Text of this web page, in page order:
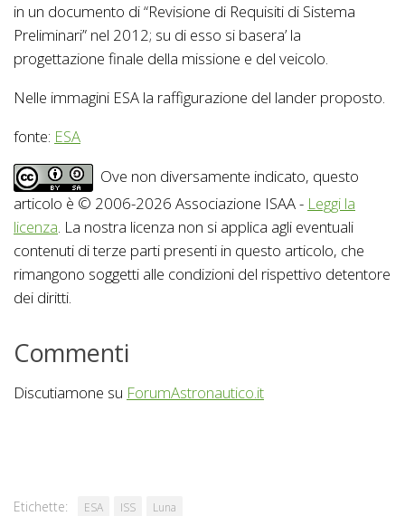
in un documento di “Revisione di Requisiti di Sistema
Preliminari” nel 2012; su di esso si basera’ la
progettazione finale della missione e del veicolo.
Nelle immagini ESA la raffigurazione del lander proposto.
fonte: ESA
Ove non diversamente indicato, questo
articolo è © 2006-2026 Associazione ISAA - Leggi la
licenza . La nostra licenza non si applica agli eventuali
contenuti di terze parti presenti in questo articolo, che
rimangono soggetti alle condizioni del rispettivo detentore
dei diritti.
Commenti
Discutiamone su ForumAstronautico.it
Etichette: ESA ISS Luna